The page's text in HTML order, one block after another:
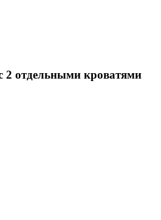
2 отдельными кроватями